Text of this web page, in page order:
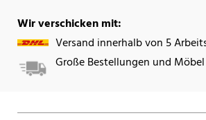
Wir verschicken mit:
Versand innerhalb von 5
Große Bestellungen und